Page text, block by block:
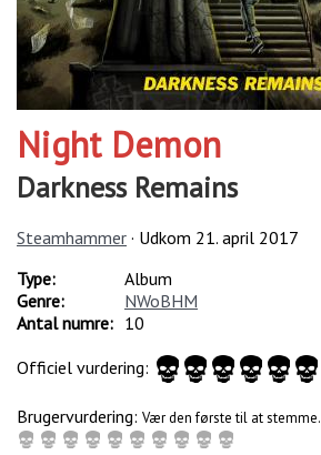
Night Demon
Darkness Remains
Steamhammer · Udkom 21. april 2017
Type:
Album
Genre:
NWoBHM
Antal numre: 10
Officiel vurdering:
Brugervurdering: Vær den første til at stemme.